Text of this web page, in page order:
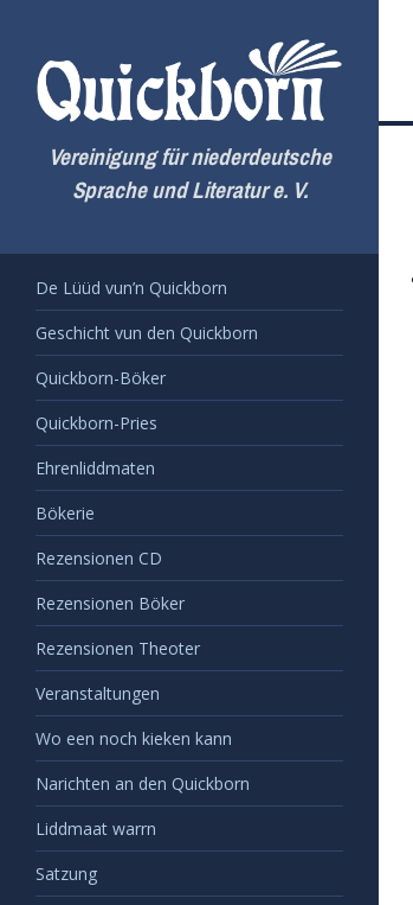
springen
Vereinigung für niederdeutsche
Sprache und Literatur e. V.
De Lüüd vun’n Quickborn
Geschicht vun den Quickborn
Quickborn-Böker
Quickborn-Pries
Ehrenliddmaten
Bökerie
Rezensionen CD
Rezensionen Böker
Rezensionen Theoter
Veranstaltungen
Wo een noch kieken kann
Narichten an den Quickborn
Liddmaat warrn
Satzung